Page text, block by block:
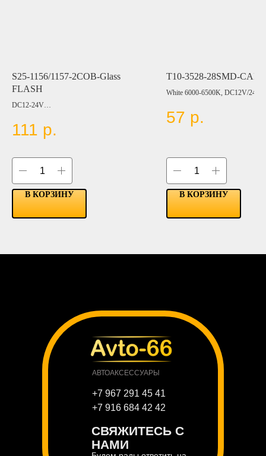
S25-1156/1157-2COB-Glass
FLASH
DC12-24V
Цвет:
WHITE
RED
AMBER
ICE BLUE
111 р.
В КОРЗИНУ
T10-3528-28SMD-
White 6000-6500K, DC12V/24V
57 р.
В КОРЗИНУ
СВЯЖИТЕСЬ С
НАМИ
АВТОАКСЕССУАРЫ
+7 967 291 45 41
+7 916 684 42 42